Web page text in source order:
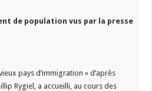
de population vus par la presse
pays d’immigration » d’après
Rygiel, a accueilli, au cours des